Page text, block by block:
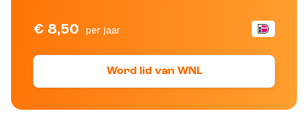
€ 8,50 per jaar
Word lid van WNL